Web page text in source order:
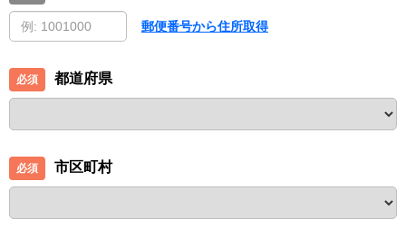
郵便番号から住所取得
都道府県
市区町村